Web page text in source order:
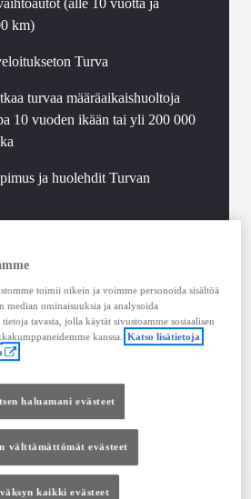
km)
Turva
turvaa määräaikaishuoltoja
10 vuoden ikään tai yli 200 000
ja huolehdit Turvan
Health Check jokaisessa
-rahoitus ja Toyota
toimii oikein ja voimme personoida sisältöä
median ominaisuuksia ja analysoida
tavasta, jolla käytät sivustoamme sosiaalisen
kanssa. Katso lisätietoja
haluamani evästeet
välttämättömät evästeet
kaikki evästeet